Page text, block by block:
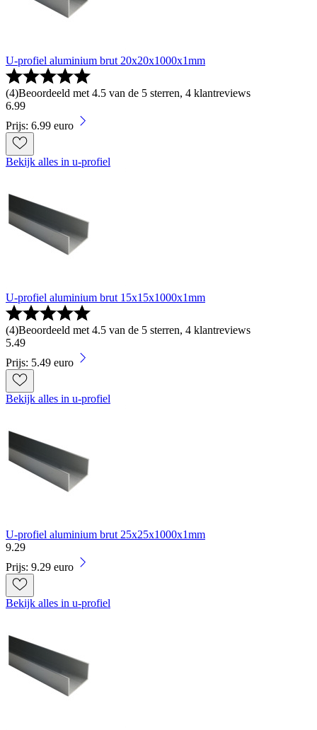
U-profiel aluminium brut 20x20x1000x1mm
(4)Beoordeeld met 4.5 van de 5 sterren, 4 klantreviews
6.99
Prijs: 6.99 euro
Bekijk alles in u-profiel
U-profiel aluminium brut 15x15x1000x1mm
(4)Beoordeeld met 4.5 van de 5 sterren, 4 klantreviews
5.49
Prijs: 5.49 euro
Bekijk alles in u-profiel
U-profiel aluminium brut 25x25x1000x1mm
9.29
Prijs: 9.29 euro
Bekijk alles in u-profiel